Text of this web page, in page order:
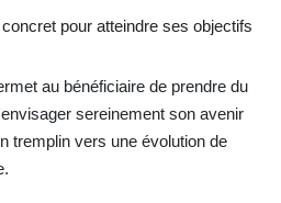
pour atteindre ses objectifs
au bénéficiaire de prendre du
sereinement son avenir
tremplin vers une évolution de